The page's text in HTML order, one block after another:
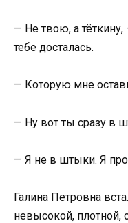
— Не твою, а
тебе досталась.
— Которую мне
— Ну вот ты сразу в
— Я не в штыки. Я
Галина Петровна
невысокой, плотной,